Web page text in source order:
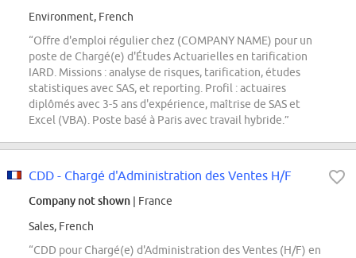
Environment, French
“Offre d'emploi régulier chez (COMPANY NAME) pour un
poste de Chargé(e) d'Études Actuarielles en tarification
IARD. Missions : analyse de risques, tarification, études
statistiques avec SAS, et reporting. Profil : actuaires
diplômés avec 3-5 ans d'expérience, maîtrise de SAS et
Excel (VBA). Poste basé à Paris avec travail hybride.”
CDD - Chargé d'Administration des Ventes H/F
Company not shown | France
Sales, French
“CDD pour Chargé(e) d'Administration des Ventes (H/F) en